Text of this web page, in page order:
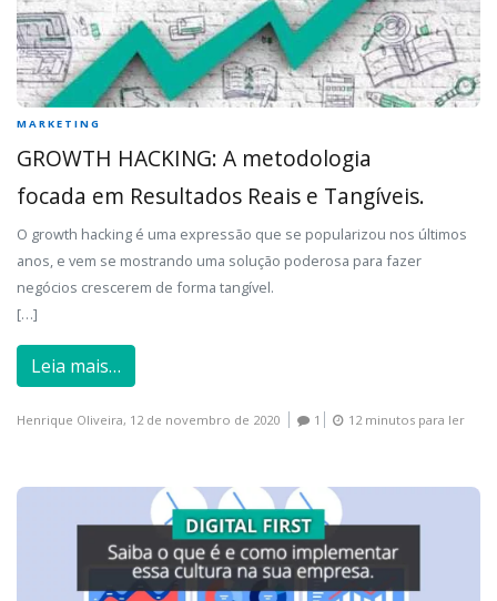
MARKETING
GROWTH HACKING: A metodologia
focada em Resultados Reais e Tangíveis.
O growth hacking é uma expressão que se popularizou nos últimos
anos, e vem se mostrando uma solução poderosa para fazer
negócios crescerem de forma tangível.
[…]
Leia mais…
Henrique Oliveira, 12 de novembro de 2020 1 12 minutos para ler